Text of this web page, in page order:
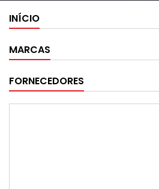
INÍCIO
MARCAS
FORNECEDORES